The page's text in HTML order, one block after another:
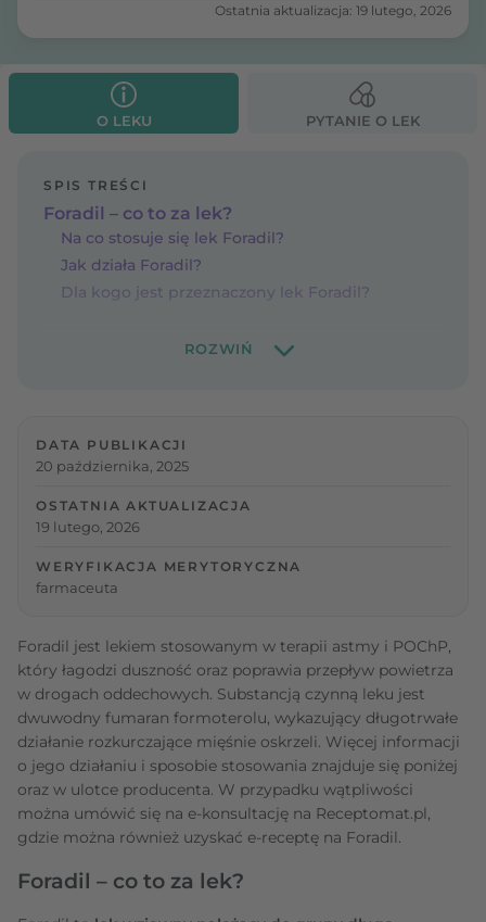
Ostatnia aktualizacja: 19 lutego, 2026
O LEKU PYTANIE O LEK
SPIS TREŚCI
Foradil – co to za lek?
Na co stosuje się lek Foradil?
Jak działa Foradil?
Dla kogo jest przeznaczony lek Foradil?
DATA PUBLIKACJI
20 października, 2025
OSTATNIA AKTUALIZACJA
19 lutego, 2026
WERYFIKACJA MERYTORYCZNA
farmaceuta
Foradil jest lekiem stosowanym w terapii astmy i POChP,
który łagodzi duszność oraz poprawia przepływ powietrza
w drogach oddechowych. Substancją czynną leku jest
dwuwodny fumaran formoterolu, wykazujący długotrwałe
działanie rozkurczające mięśnie oskrzeli. Więcej informacji
o jego działaniu i sposobie stosowania znajduje się poniżej
oraz w ulotce producenta. W przypadku wątpliwości
można umówić się na e-konsultację na Receptomat.pl,
gdzie można również uzyskać e-receptę na Foradil.
Foradil – co to za lek?